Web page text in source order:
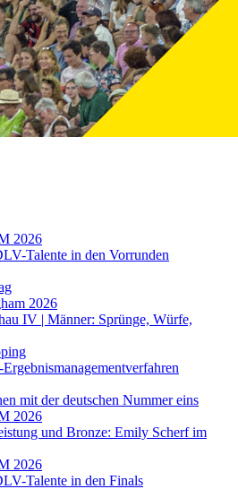
2026
Talente in den Vorrunden
2026
IV | Männer: Sprünge, Würfe,
mit der deutschen Nummer eins
2026
und Bronze: Emily Scherf im
2026
Talente in den Finals